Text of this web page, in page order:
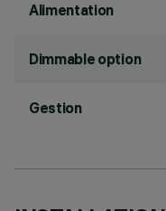
Alimentation
Dimmable option
Gestion